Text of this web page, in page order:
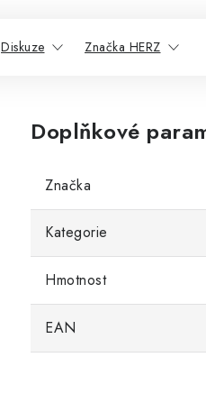
Diskuze Značka HERZ
Doplňkové
Značka
Kategorie
Hmotnost
EAN